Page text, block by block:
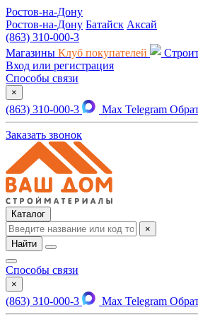
Ростов-на-Дону
Ростов-на-Дону Батайск Аксай
(863) 310-000-3
Магазины Клуб покупателей
Вход или регистрация
Способы связи
×
(863) 310-000-3 Max Telegram
Заказать звонок
Каталог
×
Найти
Способы связи
×
(863) 310-000-3 Max Telegram